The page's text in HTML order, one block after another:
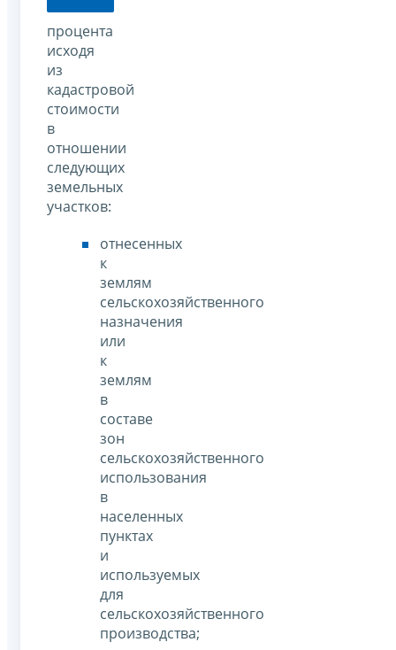
процента
исходя
из
кадастровой
стоимости
в
отношении
следующих
земельных
участков:
отнесенных
к
землям
сельскохозяйственного
назначения
или
к
землям
в
составе
зон
сельскохозяйственного
использования
в
населенных
пунктах
и
используемых
для
сельскохозяйственного
производства;